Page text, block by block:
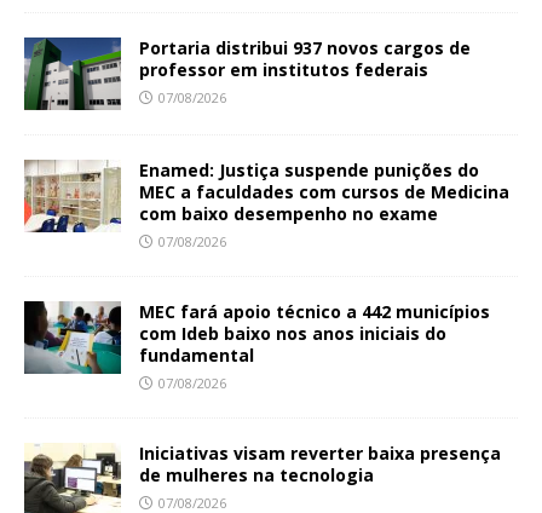
Portaria distribui 937 novos cargos de
professor em institutos federais
07/08/2026
Enamed: Justiça suspende punições do
MEC a faculdades com cursos de Medicina
com baixo desempenho no exame
07/08/2026
MEC fará apoio técnico a 442 municípios
com Ideb baixo nos anos iniciais do
fundamental
07/08/2026
Iniciativas visam reverter baixa presença
de mulheres na tecnologia
07/08/2026